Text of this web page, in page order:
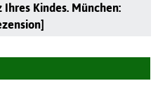
Kindes. München: